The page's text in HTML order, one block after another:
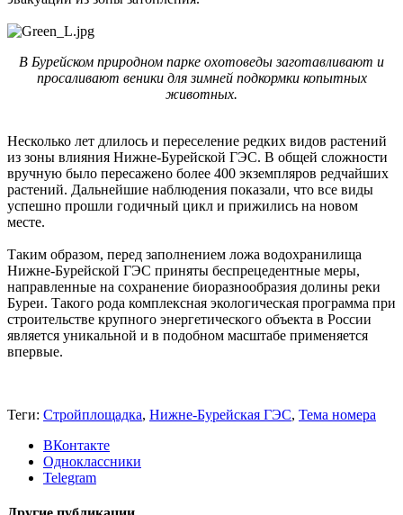
В Бурейском природном парке охотоведы заготавливают и
просаливают веники для зимней подкормки копытных
животных.
Несколько лет длилось и переселение редких видов растений
из зоны влияния Нижне-Бурейской ГЭС. В общей сложности
вручную было пересажено более 400 экземпляров редчайших
расте­ний. Дальнейшие наблюдения показали, что все виды
успешно прошли годичный цикл и прижились на новом
месте.
Таким образом, перед заполнением ложа водохранилища
Нижне-Бурейской ГЭС приняты беспрецедентные меры,
направленные на сохранение биоразнообразия долины реки
Буреи. Такого рода комплексная экологическая программа при
строительстве крупного энергетического объекта в России
является уникальной и в подобном масштабе применяется
впервые.
Теги: Стройплощадка, Нижне-Бурейская ГЭС, Тема номера
ВКонтакте
Одноклассники
Telegram